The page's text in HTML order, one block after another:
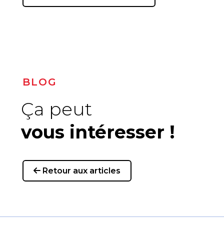
BLOG
Ça peut
vous intéresser !
Retour aux articles